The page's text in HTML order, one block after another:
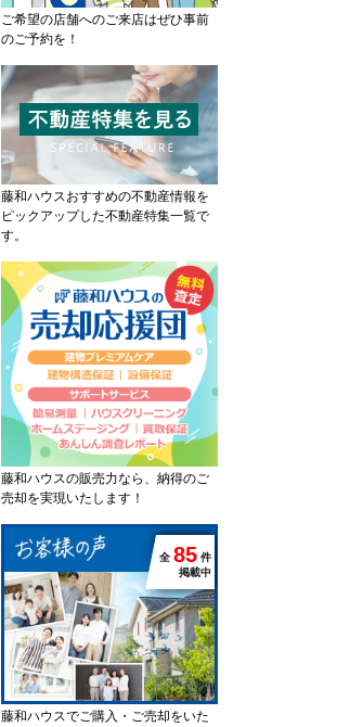
ご希望の店舗へのご来店はぜひ事前
のご予約を！
藤和ハウスおすすめの不動産情報を
ピックアップした不動産特集一覧で
す。
藤和ハウスの販売力なら、納得のご
売却を実現いたします！
全 85 件
掲載中
藤和ハウスでご購入・ご売却をいた